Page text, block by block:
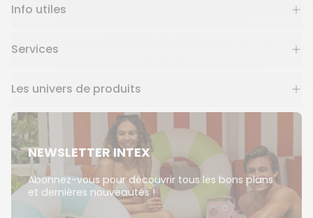
Info utiles
Services
Les univers de produits
NEWSLETTER INTEX
Abonnez-vous pour découvrir tous les bons plans
et dernières nouveautés !